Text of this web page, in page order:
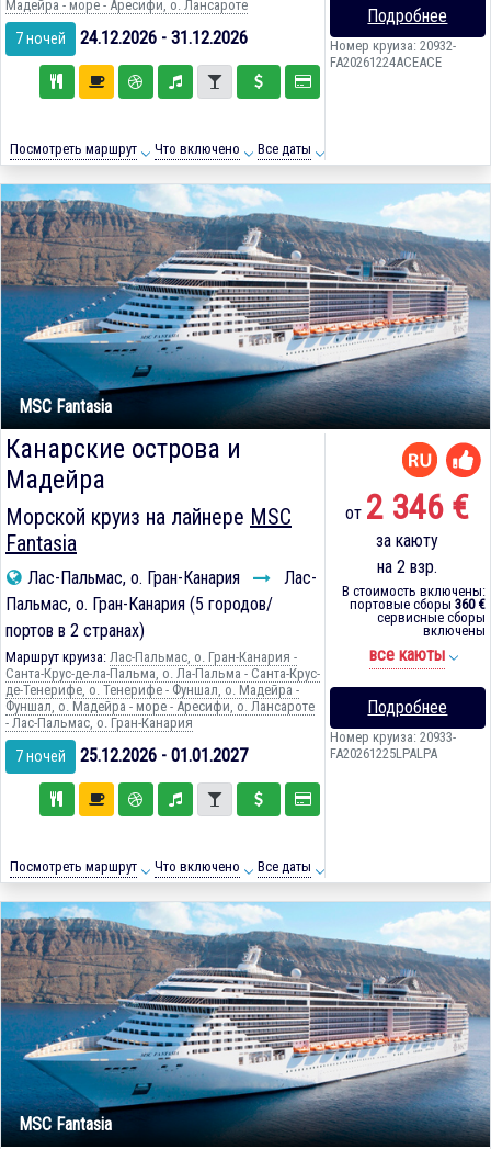
Мадейра - море - Аресифи, о. Лансароте
7 ночей 24.12.2026 - 31.12.2026
Посмотреть маршрут Что включено Все даты
Подробнее
Номер круиза: 20932-
FA20261224ACEACE
MSC Fantasia
Канарские острова и
Мадейра
Морской круиз на лайнере MSC
Fantasia
Лас-Пальмас, о. Гран-Канария
Лас-
Пальмас, о. Гран-Канария (5 городов/
портов в 2 странах)
Маршрут круиза: Лас-Пальмас, о. Гран-Канария -
Санта-Крус-де-ла-Пальма, о. Ла-Пальма - Санта-Крус-
де-Тенерифе, о. Тенерифе - Фуншал, о. Мадейра -
Фуншал, о. Мадейра - море - Аресифи, о. Лансароте
- Лас-Пальмас, о. Гран-Канария
7 ночей 25.12.2026 - 01.01.2027
Посмотреть маршрут Что включено Все даты
от 2 346 €
за каюту
на 2 взр.
В стоимость включены:
портовые сборы 360 €
сервисные сборы
включены
все каюты
Подробнее
Номер круиза: 20933-
FA20261225LPALPA
MSC Fantasia